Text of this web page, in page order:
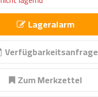
Lageralarm
Verfügbarkeitsanfrage
Zum Merkzettel